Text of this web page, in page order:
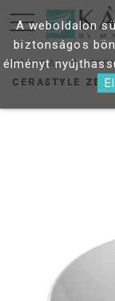
FŐOLDAL
CERASTYLE
A weboldalon
biztonságos
élményt